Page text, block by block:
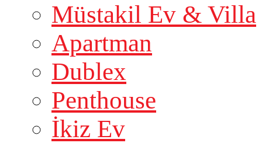
Müstakil Ev & Villa
Apartman
Dublex
Penthouse
İkiz Ev